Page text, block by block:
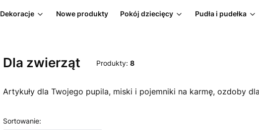
Dekoracje Nowe produkty Pokój dziecięcy Pudła i pudełka
Dla zwierząt Produkty: 8
Artykuły dla Twojego pupila, miski i pojemniki na karmę, ozdoby
Lista produktów
Sortowanie: